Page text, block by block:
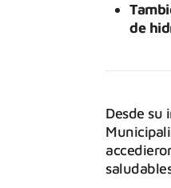
de
Desde su